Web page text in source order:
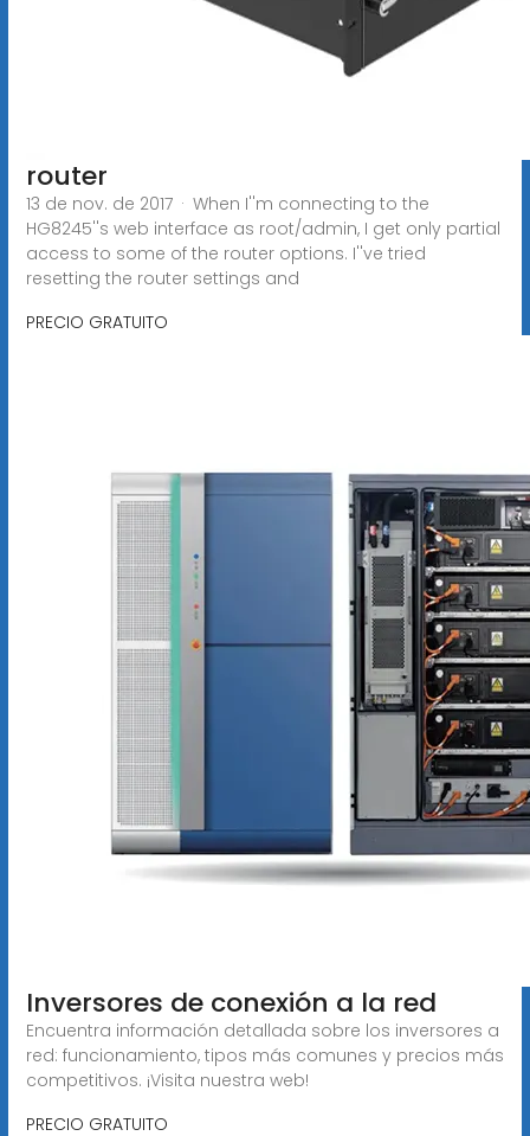
router
13 de nov. de 2017 · When I''m connecting to the
HG8245''s web interface as root/admin, I get only partial
access to some of the router options. I''ve tried
resetting the router settings and
PRECIO GRATUITO
Inversores de conexión a la red
Encuentra información detallada sobre los inversores a
red: funcionamiento, tipos más comunes y precios más
competitivos. ¡Visita nuestra web!
PRECIO GRATUITO